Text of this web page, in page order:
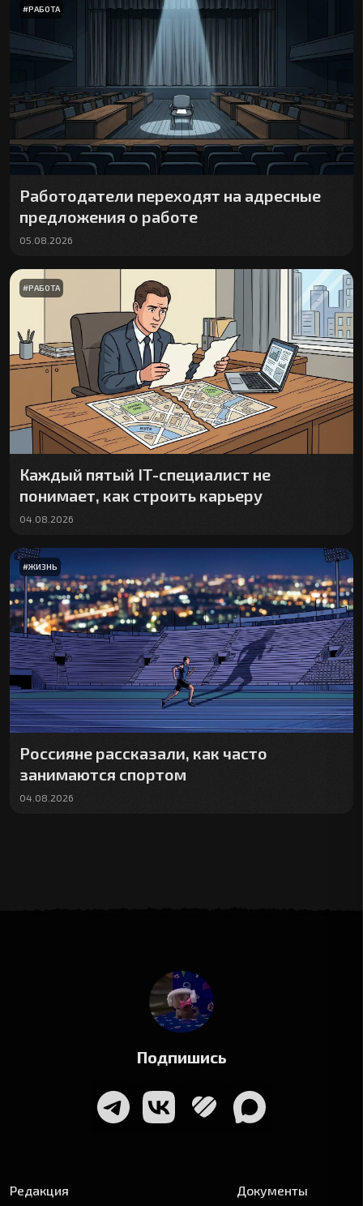
#РАБОТА
Работодатели переходят на адресные
предложения о работе
05.08.2026
#РАБОТА
Каждый пятый IT-специалист не
понимает, как строить карьеру
04.08.2026
#ЖИЗНЬ
Россияне рассказали, как часто
занимаются спортом
04.08.2026
Подпишись
Редакция Документы